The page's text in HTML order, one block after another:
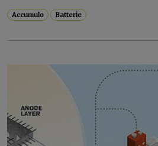
Accumulo Batterie